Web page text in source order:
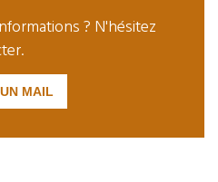
? N'hésitez
MAIL